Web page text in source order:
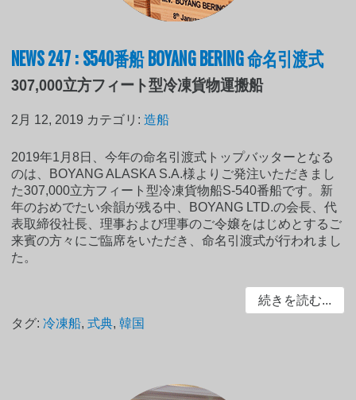
NEWS 247 : S540番船 BOYANG BERING 命名引渡式
307,000立方フィート型冷凍貨物運搬船
2月 12, 2019 カテゴリ:造船
2019年1月8日、今年の命名引渡式トップバッターとなる
のは、BOYANG ALASKA S.A.様よりご発注いただきまし
た307,000立方フィート型冷凍貨物船S-540番船です。新
年のおめでたい余韻が残る中、BOYANG LTD.の会長、代
表取締役社長、理事および理事のご令嬢をはじめとするご
来賓の方々にご臨席をいただき、命名引渡式が行われまし
た。
続きを読む...
タグ:冷凍船,式典,韓国